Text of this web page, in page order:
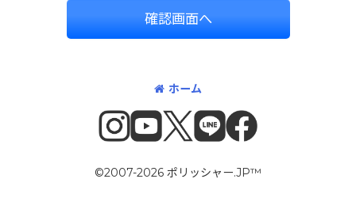
確認画面へ
ホーム
©2007-2026 ポリッシャー.JP™